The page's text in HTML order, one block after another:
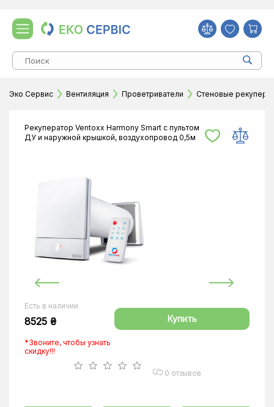
Эко Сервис Вентиляция Проветриватели Стеновые
Рекуператор Ventoxx Harmony Smart с пультом
ДУ и наружной крышкой, воздухопровод 0,5м
Есть в наличии
8525 ₴
*Звоните, чтобы узнать
скидку!!!
Купить
0 отзывов